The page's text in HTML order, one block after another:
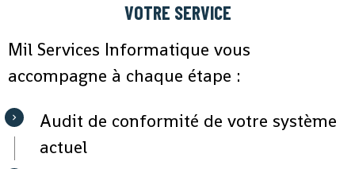
VOTRE SERVICE
Mil Services Informatique vous
accompagne à chaque étape :
Audit de conformité de votre système
actuel